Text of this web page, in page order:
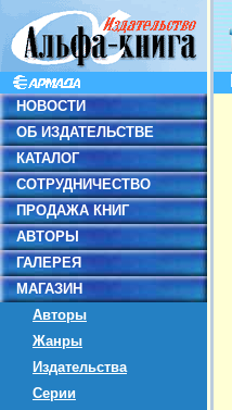
НОВОСТИ
ОБ ИЗДАТЕЛЬСТВЕ
КАТАЛОГ
СОТРУДНИЧЕСТВО
ПРОДАЖА КНИГ
АВТОРЫ
ГАЛЕРЕЯ
МАГАЗИН
Авторы
Жанры
Издательства
Серии